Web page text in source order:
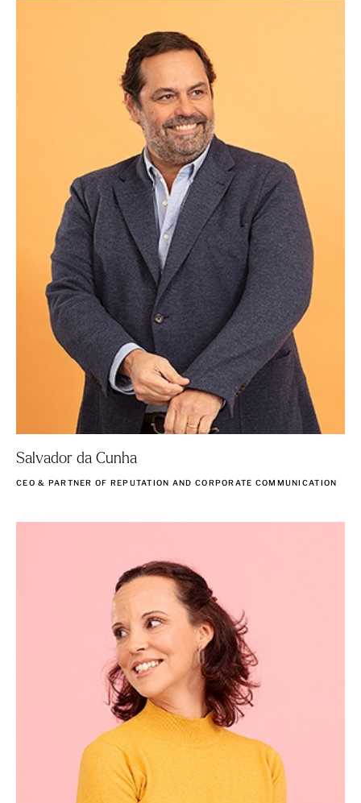
Salvador da Cunha
CEO & PARTNER OF REPUTATION AND CORPORATE COMMUNICATION